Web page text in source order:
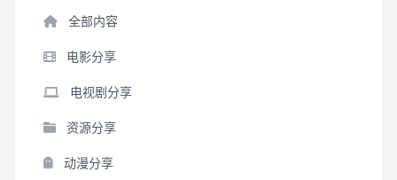
全部内容
电影分享
电视剧分享
资源分享
动漫分享